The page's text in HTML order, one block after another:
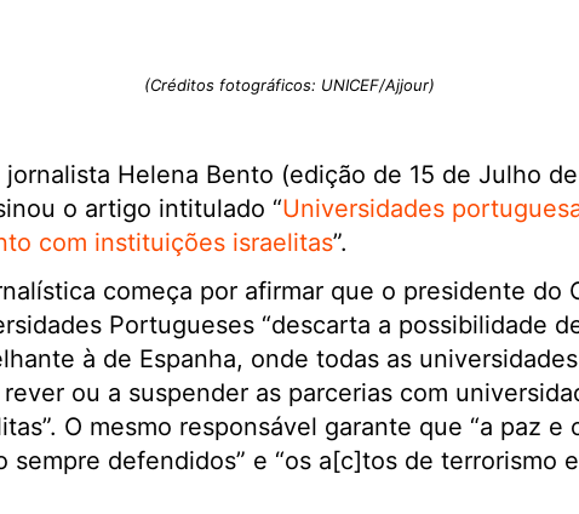
(Créditos fotográficos: UNICEF/Ajjour)
Helena Bento (edição de 15 de Julho
o artigo intitulado “Universidades
com instituições israelitas”.
começa por afirmar que o presidente do
Portugueses “descarta a possibilidade
à de Espanha, onde todas as
ou a suspender as parcerias com
O mesmo responsável garante que “a paz e
sempre defendidos” e “os a[c]tos de terrorismo